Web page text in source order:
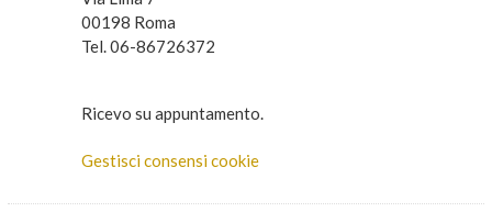
00198 Roma
Tel. 06-86726372
Ricevo su appuntamento.
Gestisci consensi cookie